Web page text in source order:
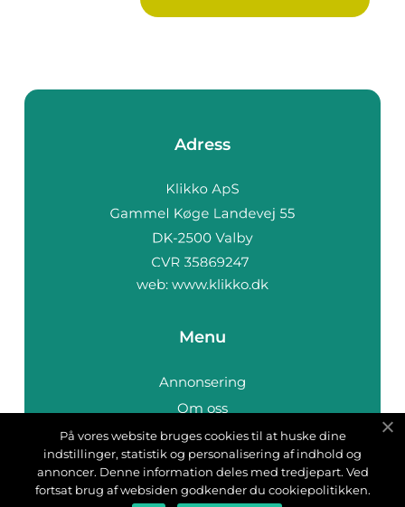
Adress
web: www.klikko.dk
Menu
Annonsering
Om oss
Cookies
Kontakta oss
Sitemap
På vores website bruges cookies til at huske dine
indstillinger, statistik og personalisering af indhold og
annoncer. Denne information deles med tredjepart. Ved
fortsat brug af websiden godkender du cookiepolitikken.